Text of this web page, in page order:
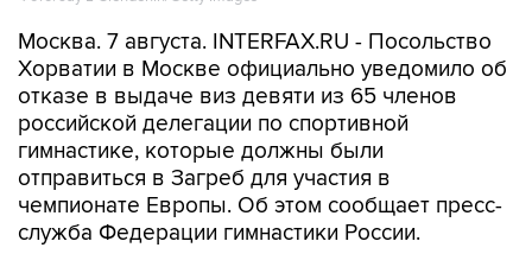
отказе в выдаче виз девяти из 65 членов
российской делегации по спортивной
гимнастике, которые должны были
отправиться в Загреб для участия в
чемпионате Европы. Об этом сообщает пресс-
служба Федерации гимнастики России.
Среди тех, кому отказали в визе, — лидеры